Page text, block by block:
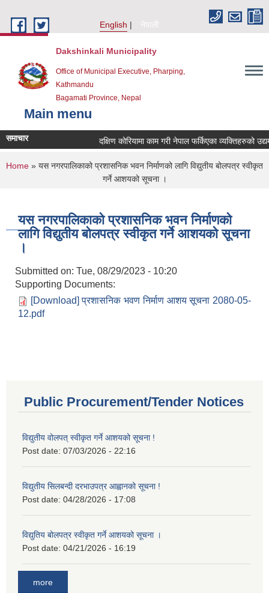
English
नेपाली
Dakshinkali Municipality
Office of Municipal Executive, Pharping,
Kathmandu
Bagamati Province, Nepal
Main menu
समाचार दक्षिण कोरियामा काम गरी नेपाल फर्किएका व्यक्तिहरुको
You are here
Home » यस नगरपालिकाको प्रशासनिक भवन निर्माणको लागि विद्युतीय बोलपत्र स्वीकृत
गर्ने आशयको सूचना ।
यस नगरपालिकाको प्रशासनिक भवन निर्माणको
लागि विद्युतीय बोलपत्र स्वीकृत गर्ने आशयको सूचना
।
Submitted on: Tue, 08/29/2023 - 10:20
Supporting Documents:
[Download] प्रशासनिक भवण निर्माण आशय सूचना 2080-05-
12.pdf
Public Procurement/Tender Notices
विद्युतीय वोलपत् स्वीकृत गर्ने आशयको सूचना !
Post date: 07/03/2026 - 22:16
विद्युतीय सिलबन्दी दरभाउपत्र आह्वानको सूचना !
Post date: 04/28/2026 - 17:08
विद्युतिय बोलपत्र स्वीकृत गर्ने आशयको सूचना ।
Post date: 04/21/2026 - 16:19
more